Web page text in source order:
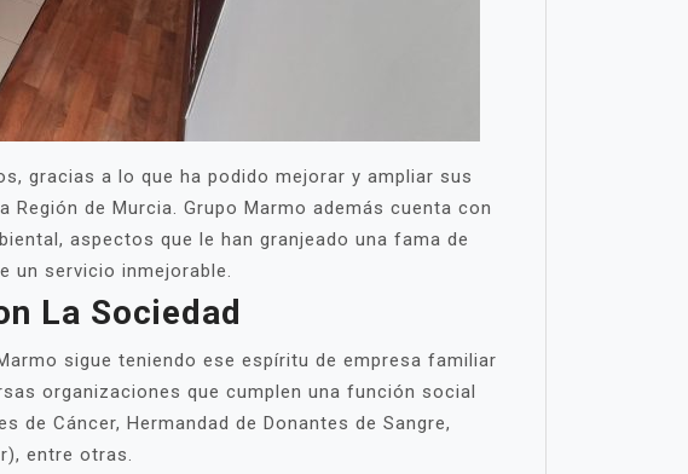
gracias a lo que ha podido mejorar y ampliar sus
de Murcia. Grupo Marmo además cuenta con
aspectos que le han granjeado una fama de
un servicio inmejorable.
La Sociedad
sigue teniendo ese espíritu de empresa familiar
organizaciones que cumplen una función social
de Cáncer, Hermandad de Donantes de Sangre,
entre otras.